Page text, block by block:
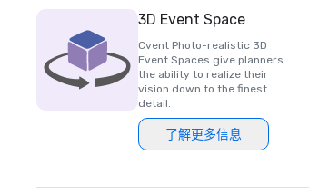
3D Event Space
Cvent Photo-realistic 3D
Event Spaces give planners
the ability to realize their
vision down to the finest
detail.
了解更多信息